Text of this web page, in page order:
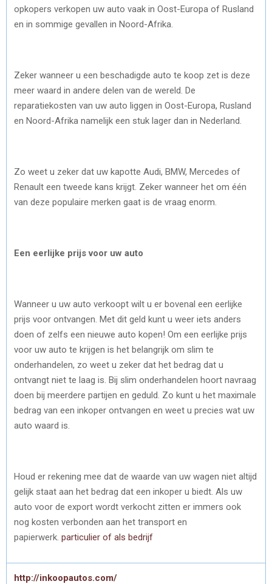
opkopers verkopen uw auto vaak in Oost-Europa of Rusland
en in sommige gevallen in Noord-Afrika.
Zeker wanneer u een beschadigde auto te koop zet is deze
meer waard in andere delen van de wereld. De
reparatiekosten van uw auto liggen in Oost-Europa, Rusland
en Noord-Afrika namelijk een stuk lager dan in Nederland.
Zo weet u zeker dat uw kapotte Audi, BMW, Mercedes of
Renault een tweede kans krijgt. Zeker wanneer het om één
van deze populaire merken gaat is de vraag enorm.
Een eerlijke prijs voor uw auto
Wanneer u uw auto verkoopt wilt u er bovenal een eerlijke
prijs voor ontvangen. Met dit geld kunt u weer iets anders
doen of zelfs een nieuwe auto kopen! Om een eerlijke prijs
voor uw auto te krijgen is het belangrijk om slim te
onderhandelen, zo weet u zeker dat het bedrag dat u
ontvangt niet te laag is. Bij slim onderhandelen hoort navraag
doen bij meerdere partijen en geduld. Zo kunt u het maximale
bedrag van een inkoper ontvangen en weet u precies wat uw
auto waard is.
Houd er rekening mee dat de waarde van uw wagen niet altijd
gelijk staat aan het bedrag dat een inkoper u biedt. Als uw
auto voor de export wordt verkocht zitten er immers ook
nog kosten verbonden aan het transport en
papierwerk. particulier of als bedrijf
http://inkoopautos.com/